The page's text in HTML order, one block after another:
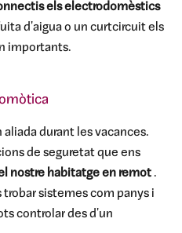
els electrodomèstics
d'aigua o un curtcircuit els
importants.
durant les vacances.
de seguretat que ens
nostre habitatge en remot .
sistemes com panys i
controlar des d'un